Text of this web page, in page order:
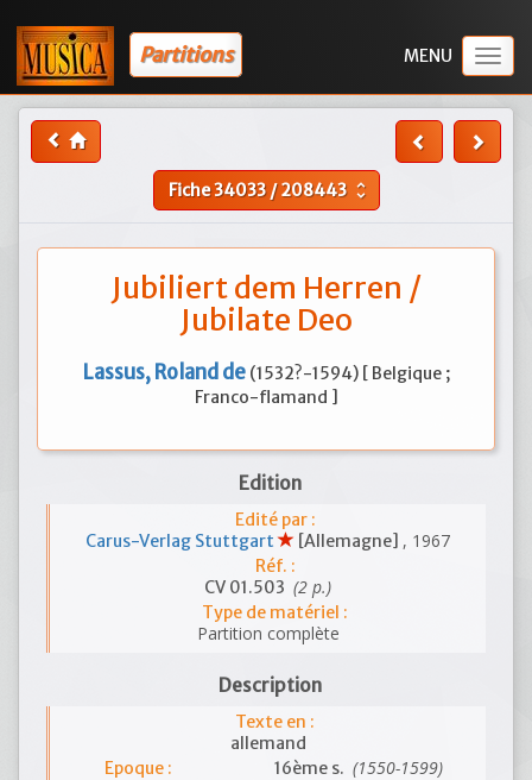
Partitions
Fiche34033/208443 unfold_more
Jubiliert dem Herren /
Jubilate Deo
Lassus, Roland de (1532?-1594) [ Belgique ;
Franco-flamand ]
Edition
Edité par :
Carus-Verlag Stuttgart
[Allemagne] , 1967
Réf. :
CV 01.503 (2 p.)
Type de matériel :
Partition complète
Description
Texte en :
allemand
Epoque :
16ème s. (1550-1599)